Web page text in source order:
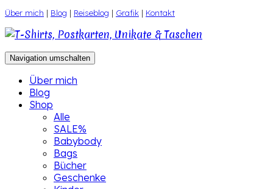
Zum
Inhalt
springen
Über mich | Blog | Reiseblog | Grafik | Kontakt
Navigation umschalten
Über mich
Blog
Shop
Alle
SALE%
Babybody
Bags
Bücher
Geschenke